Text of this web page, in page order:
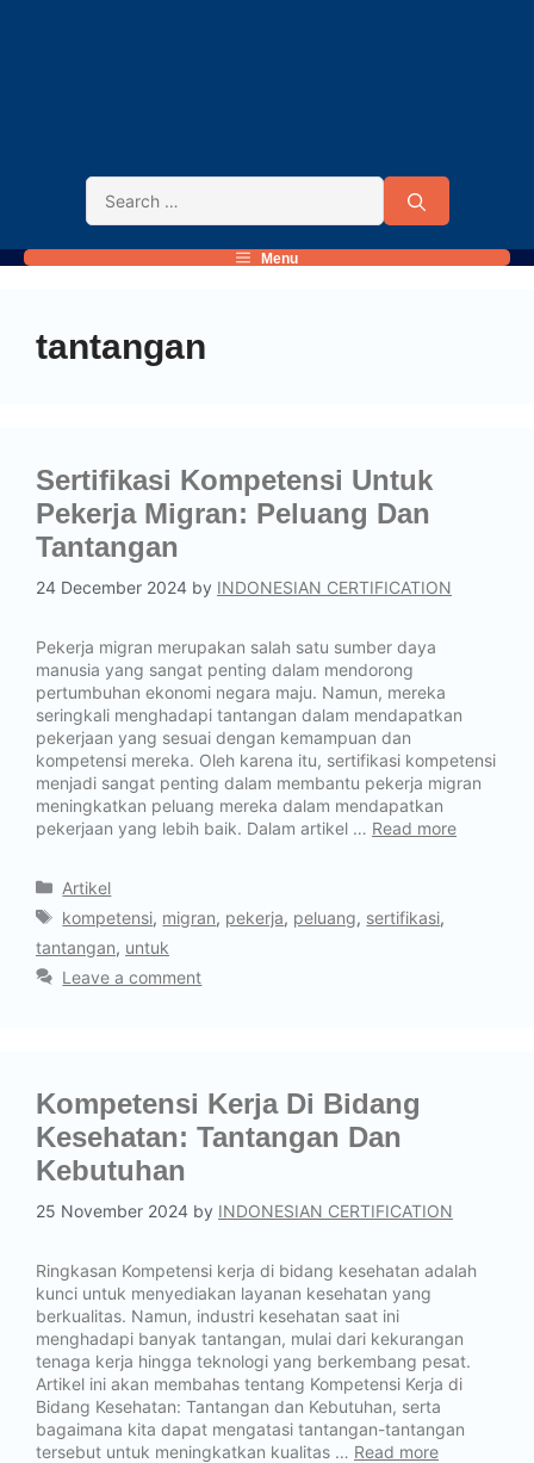
Menu
tantangan
Sertifikasi Kompetensi Untuk
Pekerja Migran: Peluang Dan
Tantangan
24 December 2024 by INDONESIAN CERTIFICATION
Pekerja migran merupakan salah satu sumber daya
manusia yang sangat penting dalam mendorong
pertumbuhan ekonomi negara maju. Namun, mereka
seringkali menghadapi tantangan dalam mendapatkan
pekerjaan yang sesuai dengan kemampuan dan
kompetensi mereka. Oleh karena itu, sertifikasi kompetensi
menjadi sangat penting dalam membantu pekerja migran
meningkatkan peluang mereka dalam mendapatkan
pekerjaan yang lebih baik. Dalam artikel … Read more
Artikel
kompetensi, migran, pekerja, peluang, sertifikasi,
tantangan, untuk
Leave a comment
Kompetensi Kerja Di Bidang
Kesehatan: Tantangan Dan
Kebutuhan
25 November 2024 by INDONESIAN CERTIFICATION
Ringkasan Kompetensi kerja di bidang kesehatan adalah
kunci untuk menyediakan layanan kesehatan yang
berkualitas. Namun, industri kesehatan saat ini
menghadapi banyak tantangan, mulai dari kekurangan
tenaga kerja hingga teknologi yang berkembang pesat.
Artikel ini akan membahas tentang Kompetensi Kerja di
Bidang Kesehatan: Tantangan dan Kebutuhan, serta
bagaimana kita dapat mengatasi tantangan-tantangan
tersebut untuk meningkatkan kualitas … Read more